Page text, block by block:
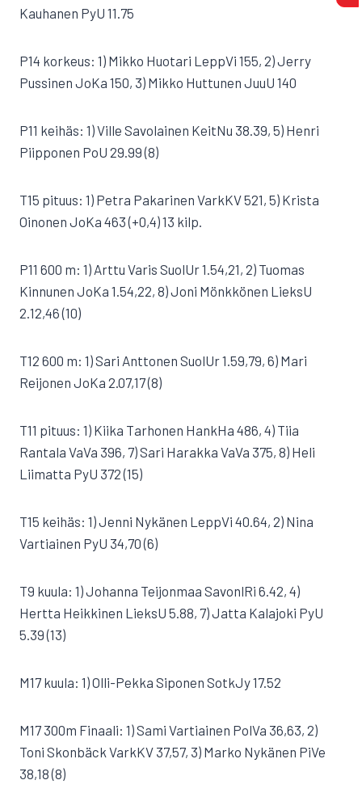
Kauhanen PyU 11.75
P14 korkeus: 1) Mikko Huotari LeppVi 155, 2) Jerry
Pussinen JoKa 150, 3) Mikko Huttunen JuuU 140
P11 keihäs: 1) Ville Savolainen KeitNu 38.39, 5) Henri
Piipponen PoU 29.99 (8)
T15 pituus: 1) Petra Pakarinen VarkKV 521, 5) Krista
Oinonen JoKa 463 (+0,4) 13 kilp.
P11 600 m: 1) Arttu Varis SuolUr 1.54,21, 2) Tuomas
Kinnunen JoKa 1.54,22, 8) Joni Mönkkönen LieksU
2.12,46 (10)
T12 600 m: 1) Sari Anttonen SuolUr 1.59,79, 6) Mari
Reijonen JoKa 2.07,17 (8)
T11 pituus: 1) Kiika Tarhonen HankHa 486, 4) Tiia
Rantala VaVa 396, 7) Sari Harakka VaVa 375, 8) Heli
Liimatta PyU 372 (15)
T15 keihäs: 1) Jenni Nykänen LeppVi 40.64, 2) Nina
Vartiainen PyU 34,70 (6)
T9 kuula: 1) Johanna Teijonmaa SavonlRi 6.42, 4)
Hertta Heikkinen LieksU 5.88, 7) Jatta Kalajoki PyU
5.39 (13)
M17 kuula: 1) Olli-Pekka Siponen SotkJy 17.52
M17 300m Finaali: 1) Sami Vartiainen PolVa 36,63, 2)
Toni Skonbäck VarkKV 37,57, 3) Marko Nykänen PiVe
38,18 (8)